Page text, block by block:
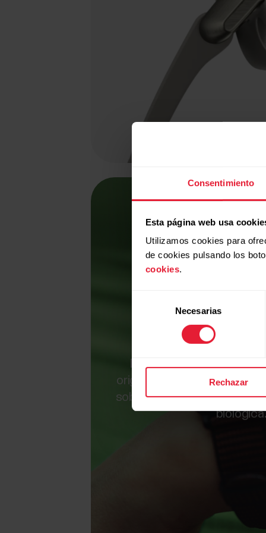
Consentimiento
Esta página web usa
Utilizamos cookies para
de cookies pulsando los
cookies.
consentimiento
Necesarias
Rechazar
Nos comprometemos a
origen responsable e
sobre el uso de materiales